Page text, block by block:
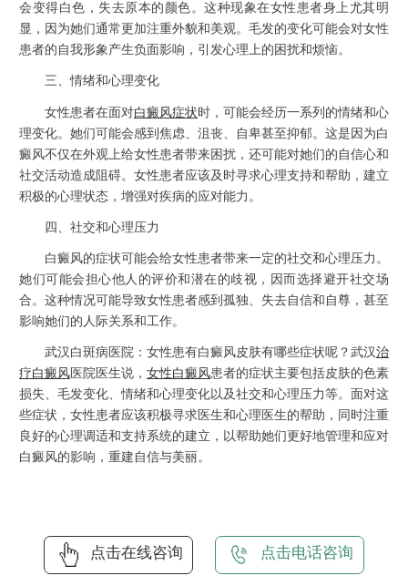
会变得白色，失去原本的颜色。这种现象在女性患者身上尤其明
显，因为她们通常更加注重外貌和美观。毛发的变化可能会对女性
患者的自我形象产生负面影响，引发心理上的困扰和烦恼。
三、情绪和心理变化
女性患者在面对白癜风症状时，可能会经历一系列的情绪和心
理变化。她们可能会感到焦虑、沮丧、自卑甚至抑郁。这是因为白
癜风不仅在外观上给女性患者带来困扰，还可能对她们的自信心和
社交活动造成阻碍。女性患者应该及时寻求心理支持和帮助，建立
积极的心理状态，增强对疾病的应对能力。
四、社交和心理压力
白癜风的症状可能会给女性患者带来一定的社交和心理压力。
她们可能会担心他人的评价和潜在的歧视，因而选择避开社交场
合。这种情况可能导致女性患者感到孤独、失去自信和自尊，甚至
影响她们的人际关系和工作。
武汉白斑病医院：女性患有白癜风皮肤有哪些症状呢？武汉治
疗白癜风 医院医生说， 女性白癜风患者的症状主要包括皮肤的色素
损失、毛发变化、情绪和心理变化以及社交和心理压力等。面对这
些症状，女性患者应该积极寻求医生和心理医生的帮助，同时注重
良好的心理调适和支持系统的建立，以帮助她们更好地管理和应对
白癜风的影响，重建自信与美丽。
点击在线咨询 点击电话咨询